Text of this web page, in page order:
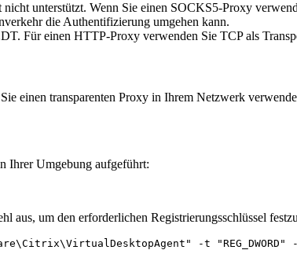
unterstützt. Wenn Sie einen SOCKS5-Proxy
die Authentifizierung umgehen kann.
Für einen HTTP-Proxy verwenden Sie TCP als
einen transparenten Proxy in Ihrem Netzwerk
Ihrer Umgebung aufgeführt:
aus, um den erforderlichen Registrierungsschlüssel
-t